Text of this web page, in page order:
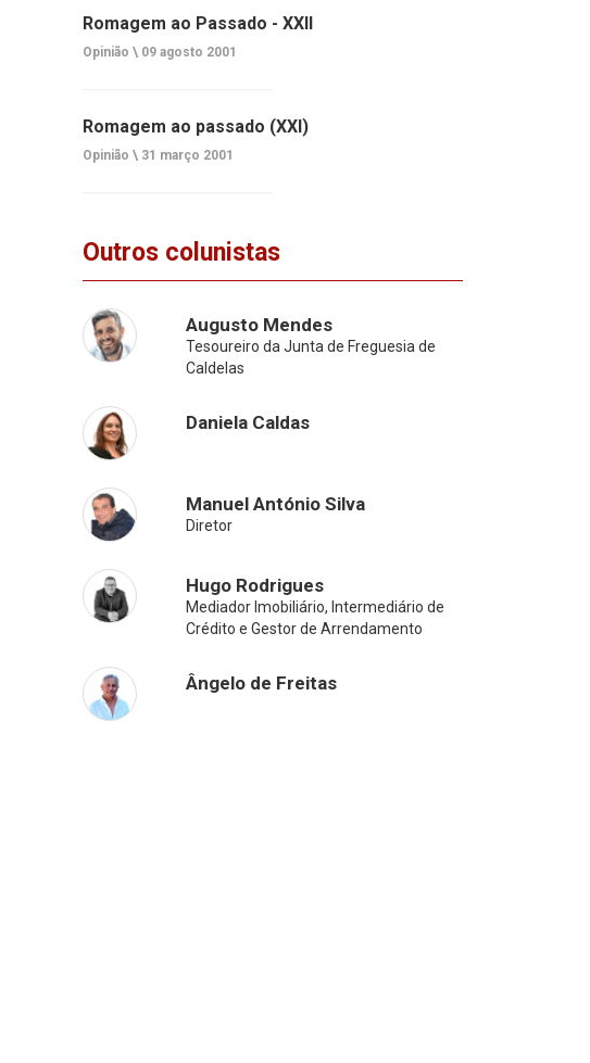
Romagem ao Passado - XXII
Opinião \ 09 agosto 2001
Romagem ao passado (XXI)
Opinião \ 31 março 2001
Outros colunistas
Augusto Mendes
Tesoureiro da Junta de Freguesia de
Caldelas
Daniela Caldas
Manuel António Silva
Diretor
Hugo Rodrigues
Mediador Imobiliário, Intermediário de
Crédito e Gestor de Arrendamento
Ângelo de Freitas